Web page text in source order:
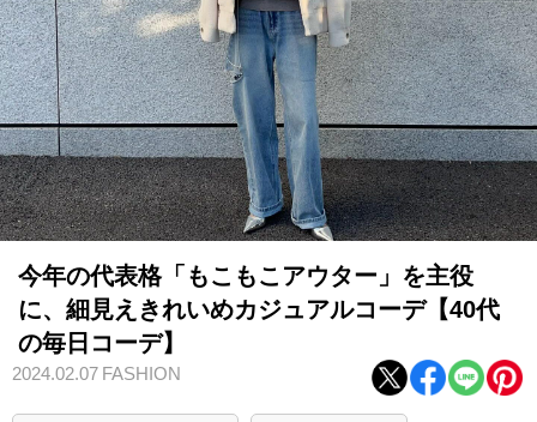
今年の代表格「もこもこアウター」を主役
に、細見えきれいめカジュアルコーデ【40代
の毎日コーデ】
2024.02.07 FASHION